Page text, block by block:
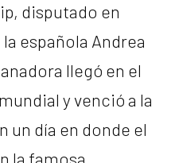
disputado en
española Andrea
llegó en el
y venció a la
un día en donde el
la famosa